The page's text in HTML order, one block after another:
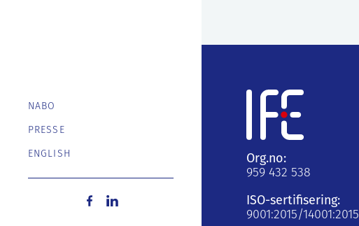
NABO
PRESSE
ENGLISH Org.no:
959 432 538
ISO-sertifisering:
9001:2015/14001:2015